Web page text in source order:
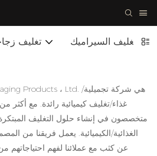
تغليف تغليف السيراميك
متخصصون في إنشاء حلول التغليف المبتكرة
الغذائية/الكيميائية. يعمل فريقنا من
عن كثب مع عملائنا لفهم